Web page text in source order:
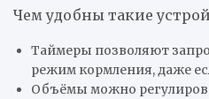
Чем удобны такие
Таймеры позволяют
режим кормления, даже
Объёмы можно